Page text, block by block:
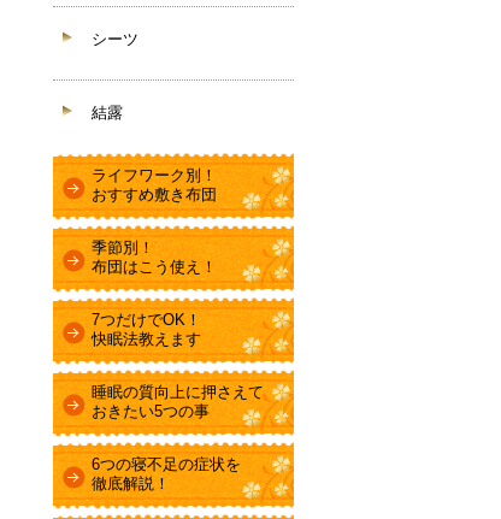
シーツ
結露
ライフワーク別！
おすすめ敷き布団
季節別！
布団はこう使え！
7つだけでOK！
快眠法教えます
睡眠の質向上に押さえて
おきたい5つの事
6つの寝不足の症状を
徹底解説！